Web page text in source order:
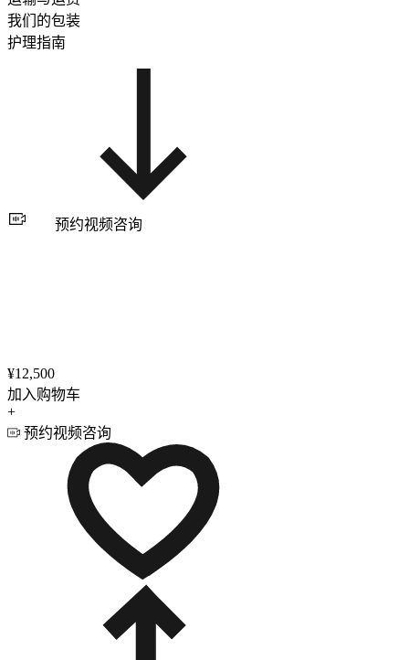
我们的包装
护理指南
预约视频咨询
¥12,500
加入购物车
+
预约视频咨询